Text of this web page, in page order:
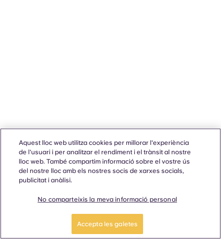
Aquest lloc web utilitza cookies per millorar l'experiència
de l'usuari i per analitzar el rendiment i el trànsit al nostre
lloc web. També compartim informació sobre el vostre ús
del nostre lloc amb els nostres socis de xarxes socials,
publicitat i anàlisi.
No comparteixis la meva informació personal
Accepta les galetes